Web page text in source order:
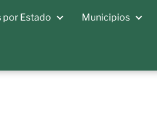
por Estado Municipios